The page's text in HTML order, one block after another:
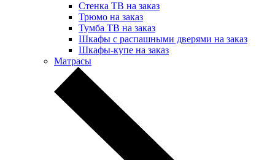
Стенка ТВ на заказ
Трюмо на заказ
Тумба ТВ на заказ
Шкафы с распашными дверями на заказ
Шкафы-купе на заказ
Матрасы